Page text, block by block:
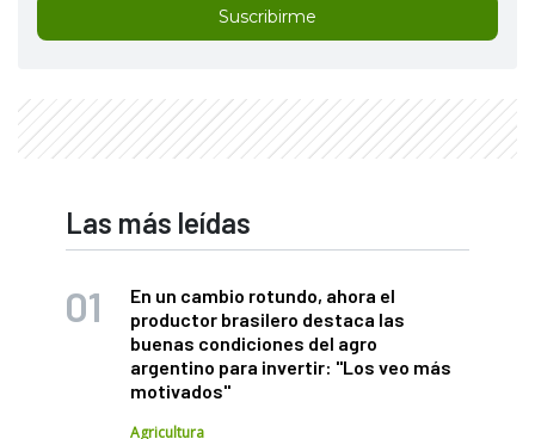
Suscribirme
Las más leídas
En un cambio rotundo, ahora el
productor brasilero destaca las
buenas condiciones del agro
argentino para invertir: "Los veo más
motivados"
Agricultura